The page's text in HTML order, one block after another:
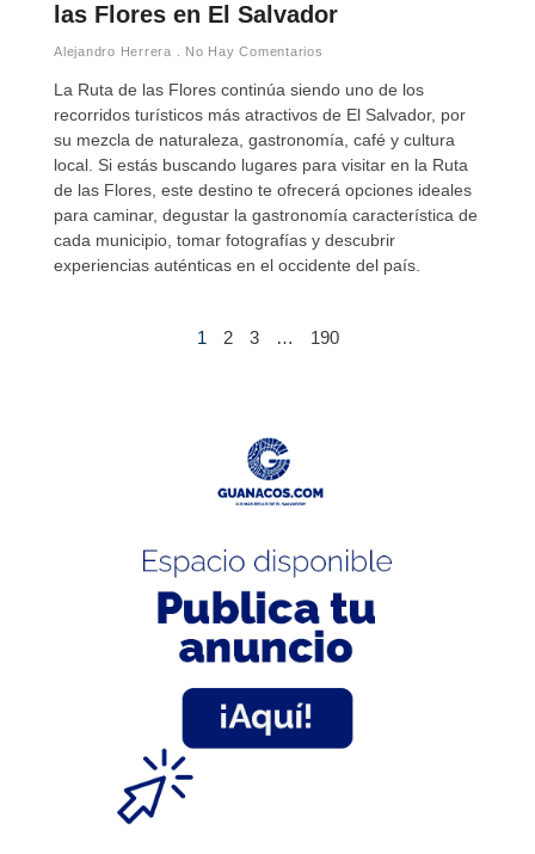
las Flores en El Salvador
Alejandro Herrera No Hay Comentarios
La Ruta de las Flores continúa siendo uno de los
recorridos turísticos más atractivos de El Salvador, por
su mezcla de naturaleza, gastronomía, café y cultura
local. Si estás buscando lugares para visitar en la Ruta
de las Flores, este destino te ofrecerá opciones ideales
para caminar, degustar la gastronomía característica de
cada municipio, tomar fotografías y descubrir
experiencias auténticas en el occidente del país.
1 2 3 … 190